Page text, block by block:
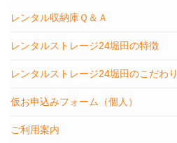
レンタル収納庫Ｑ＆Ａ
レンタルストレージ24堀田の特徴
レンタルストレージ24堀田のこだわり
仮お申込みフォーム（個人）
ご利用案内